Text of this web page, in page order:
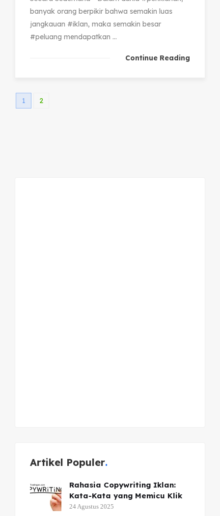
banyak orang berpikir bahwa semakin luas
jangkauan #iklan, maka semakin besar
#peluang mendapatkan ...
Continue Reading
1 2
Artikel Populer
Rahasia Copywriting Iklan:
Kata-Kata yang Memicu Klik
24 Agustus 2025